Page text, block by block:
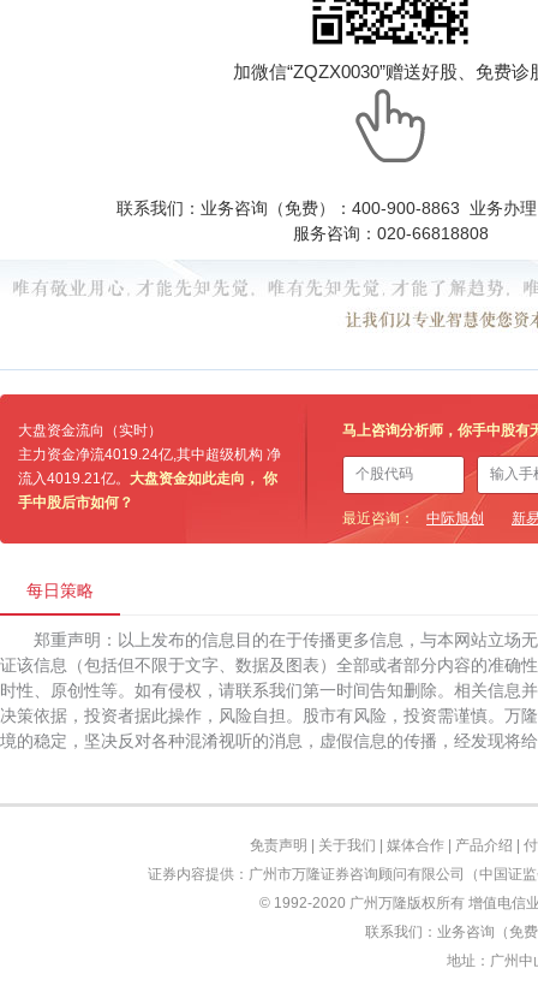
加微信“ZQZX0030”赠送好股、免费诊
联系我们：业务咨询（免费）：400-900-8863 业务办
服务咨询：020-66818808
大盘资金流向（实时）
主力资金净流4019.24亿,其中超级机构 净
流入4019.21亿。 大盘资金如此走向， 你
手中股后市如何？
马上咨询分析师，你手中股有
最近咨询： 中际旭创 新
每日策略
郑重声明：以上发布的信息目的在于传播更多信息，与本网站立场
证该信息（包括但不限于文字、数据及图表）全部或者部分内容的准确
时性、原创性等。如有侵权，请联系我们第一时间告知删除。相关信息
决策依据，投资者据此操作，风险自担。股市有风险，投资需谨慎。万
境的稳定，坚决反对各种混淆视听的消息，虚假信息的传播，经发现将
免责声明 关于我们 媒体合作| 产品介绍
证券内容提供：广州市万隆证券咨询顾问有限公司（中国证
© 1992-2020 广州万隆版权所有 增值电信
联系我们：业务咨询（免
地址：广州中